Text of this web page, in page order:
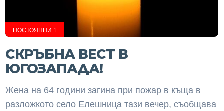
ПОСТОЯННИ 1
СКРЪБНА ВЕСТ В
ЮГОЗАПАДА!
Жена на 64 години загина при пожар в къща в
разложкото село Елешница тази вечер, съобщава